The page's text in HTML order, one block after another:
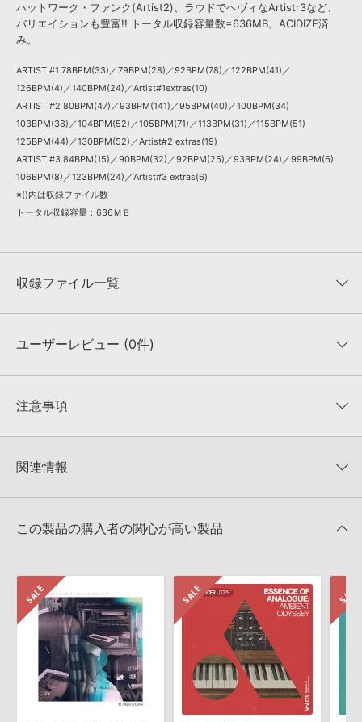
ハットワーク・ファンク(Artist2)、ラウドでヘヴィなArtistr3など、
バリエイションも豊富!! トータル収録容量数=636MB。ACIDIZE済
み。
ARTIST #1 78BPM(33)／79BPM(28)／92BPM(78)／122BPM(41)／
126BPM(4)／140BPM(24)／Artist#1extras(10)
ARTIST #2 80BPM(47)／93BPM(141)／95BPM(40)／100BPM(34)
103BPM(38)／104BPM(52)／105BPM(71)／113BPM(31)／115BPM(51)
125BPM(44)／130BPM(52)／Artist#2 extras(19)
ARTIST #3 84BPM(15)／90BPM(32)／92BPM(25)／93BPM(24)／99BPM(6)
106BPM(8)／123BPM(24)／Artist#3 extras(6)
※()内は収録ファイル数
トータル収録容量：636ＭＢ
収録ファイル一覧
収録ファイル一覧
ユーザーレビュー (0件)
★★★★★
★5
★4
★1
注意事項
KONTAKTフォーマットは、
でお使いいただけます。無償版のKONTAKT PLAYERではお使いい
4GBを超えるデータに関するご注意：FAT32でフォーマットされた
きます際には、NTFSやHFS＋でフォーマットされたHDDをご用意
いただく必要がございます。
製品の購入手続き完了後、受注確認メールとシリアルナンバーをお
知らせするメールの2通が送信されます。メールに記載されており
ます説明に沿って、製品のダウンロード／導入を行って下さい。
サンプルパック製品には、原則として日本語版操作マニュアルをご
用意しておりません。ご購入後のご不明点や詳細に関するお問い合
までご連絡ください。
関連情報
この製品の購入者の関心が高い製品